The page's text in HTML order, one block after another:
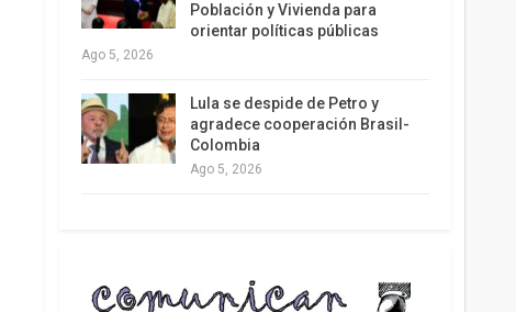
Población y Vivienda para
orientar políticas públicas
Ago 5, 2026
Lula se despide de Petro y
agradece cooperación Brasil-
Colombia
Ago 5, 2026